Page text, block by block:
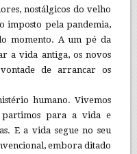
nostálgicos do velho
imposto pela pandemia,
momento. A um pé da
a vida antiga, os novos
de arrancar os
humano. Vivemos
para a vida e
E a vida segue no seu
embora ditado